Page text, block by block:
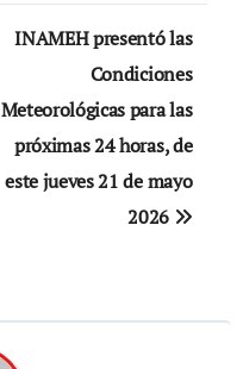
INAMEH presentó las
Condiciones
Meteorológicas para las
próximas 24 horas, de
este jueves 21 de mayo
2026